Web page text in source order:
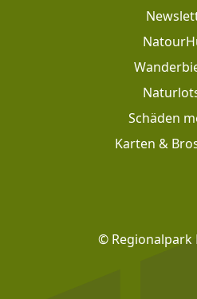
Footer: Meta Navigation
Schäden
Karten &
© Regionalpark